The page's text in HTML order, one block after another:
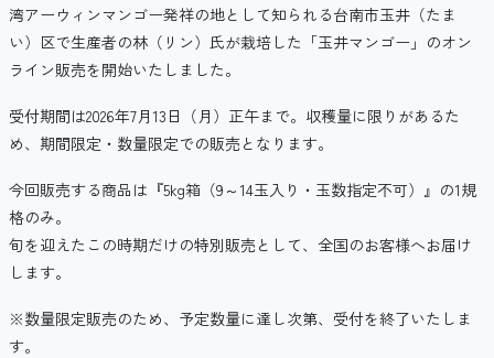
湾アーウィンマンゴー発祥の地として知られる台南市玉井（たま
い）区で生産者の林（リン）氏が栽培した「玉井マンゴー」のオン
ライン販売を開始いたしました。
受付期間は2026年7月13日（月）正午まで。収穫量に限りがあるた
め、期間限定・数量限定での販売となります。
今回販売する商品は『5kg箱（9～14玉入り・玉数指定不可）』の1規
格のみ。
旬を迎えたこの時期だけの特別販売として、全国のお客様へお届け
します。
※数量限定販売のため、予定数量に達し次第、受付を終了いたしま
す。